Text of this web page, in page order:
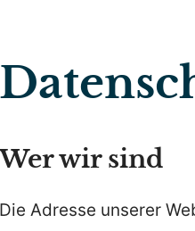
Wer wir sind
Die Adresse unserer